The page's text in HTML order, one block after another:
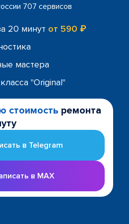
707 сервисов
20 минут от 590 ₽
мастера
"Original"
стоимость ремонта
в Telegram
в MAX